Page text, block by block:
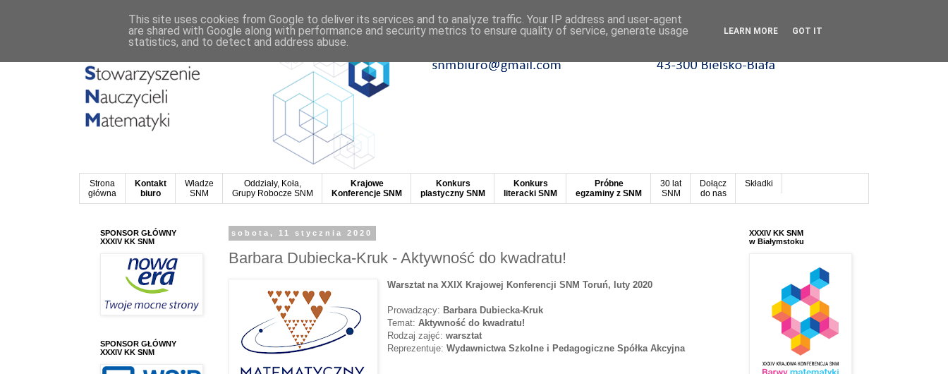
Strona
główna
Kontakt
biuro
Władze
SNM
Oddziały, Koła,
Grupy Robocze SNM
Krajowe
Konferencje SNM
Konkurs
plastyczny SNM
Konkurs
literacki SNM
Próbne
egzaminy z SNM
30 lat
SNM
Dołącz
do nas
Składki
sobota, 11 stycznia 2020
Barbara Dubiecka-Kruk - Aktywność do kwadratu!
Warsztat na XXIX Krajowej Konferencji SNM Toruń, luty 2020
Prowadzący: Barbara Dubiecka-Kruk
Temat:Aktywność do kwadratu!
Rodzaj zajęć:warsztat
Reprezentuje:Wydawnictwa Szkolne i Pedagogiczne Spółka Akcyjna
SPONSOR GŁÓWNY
XXXIV KK SNM
SPONSOR GŁÓWNY
XXXIV KK SNM
XXXIV KK SNM
w Białymstoku
This site uses cookies from Google to deliver its services and to analyze traffic. Your IP address and user-agent
are shared with Google along with performance and security metrics to ensure quality of service, generate usage
statistics, and to detect and address abuse.
LEARN MORE GOT IT